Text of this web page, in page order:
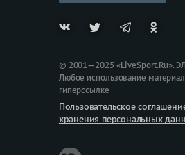
© 2001—2025 «LiveSport.Ru».
Любое использование
гиперссылке
Пользовательское
хранения персональных